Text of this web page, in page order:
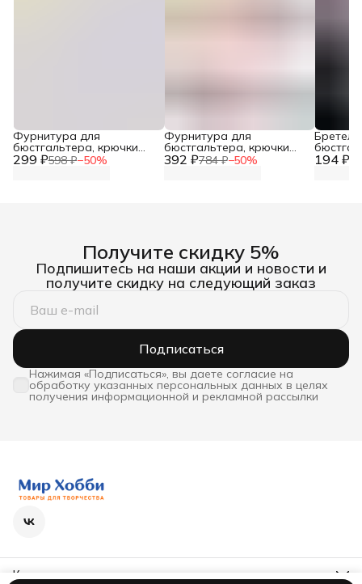
299 ₽598 ₽−50%
Фурнитура для
бюстгальтера, крючки
для бюстгальтера, 15 мм, 392 ₽784 ₽−50%
Фурнитура для
бюстгальтера, крючки
для бюстгальтера, 9,5 мм, 194 ₽
Получите скидку 5%
Подпишитесь на наши акции и новости и
получите скидку на следующий заказ
Подписаться
Нажимая «Подписаться», вы даете согласие на
обработку указанных персональных данных в целях
получения информационной и рекламной рассылки
Контакты